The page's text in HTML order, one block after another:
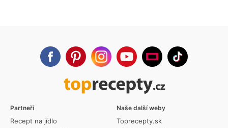
Partneři
Recept na jídlo
Naše další weby
Toprecepty.sk